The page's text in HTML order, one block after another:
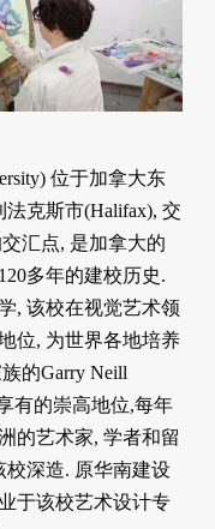
位于加拿大东
法克斯市(Halifax), 交
汇点, 是加拿大的
多年的建校历史.
, 该校在视觉艺术领
位, 为世界各地培养
的Garry Neill
有的崇高地位,每年
的艺术家, 学者和留
深造. 原华南建设
于该校艺术设计专